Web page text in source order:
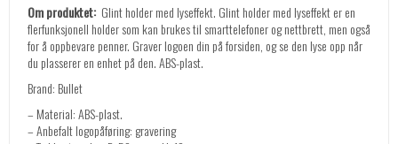
Om produktet: Glint holder med lyseffekt. Glint holder med lyseffekt er en
flerfunksjonell holder som kan brukes til smarttelefoner og nettbrett, men også
for å oppbevare penner. Graver logoen din på forsiden, og se den lyse opp når
du plasserer en enhet på den. ABS-plast.
Brand: Bullet
– Material: ABS-plast.
– Anbefalt logopåføring: gravering